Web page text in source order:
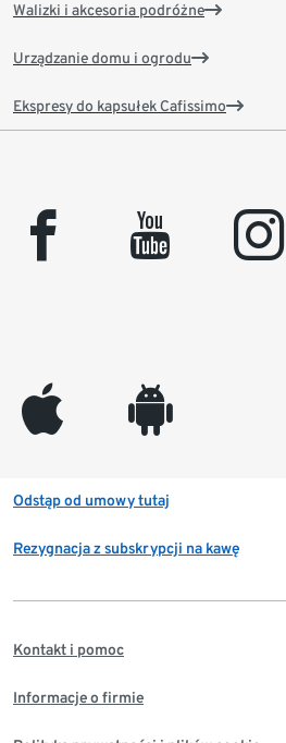
Walizki i akcesoria podróżne
Urządzanie domu i ogrodu
Ekspresy do kapsułek Cafissimo
facebook youtube instagram
appleinc android
Odstąp od umowy tutaj
Rezygnacja z subskrypcji na kawę
Kontakt i pomoc
Informacje o firmie